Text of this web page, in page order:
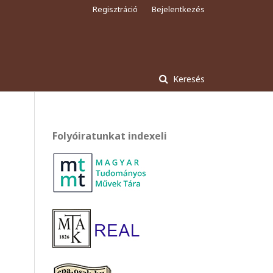
Keresés
Regisztráció Bejelentkezés
Folyóiratunkat indexeli